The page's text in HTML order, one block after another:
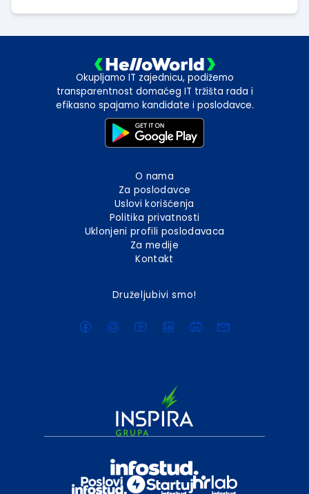
Okupljamo IT zajednicu, podižemo
transparentnost domaćeg IT tržišta rada i
efikasno spajamo kandidate i poslodavce.
O nama
Za poslodavce
Uslovi korišćenja
Politika privatnosti
Uklonjeni profili poslodavaca
Za medije
Kontakt
Druželjubivi smo!